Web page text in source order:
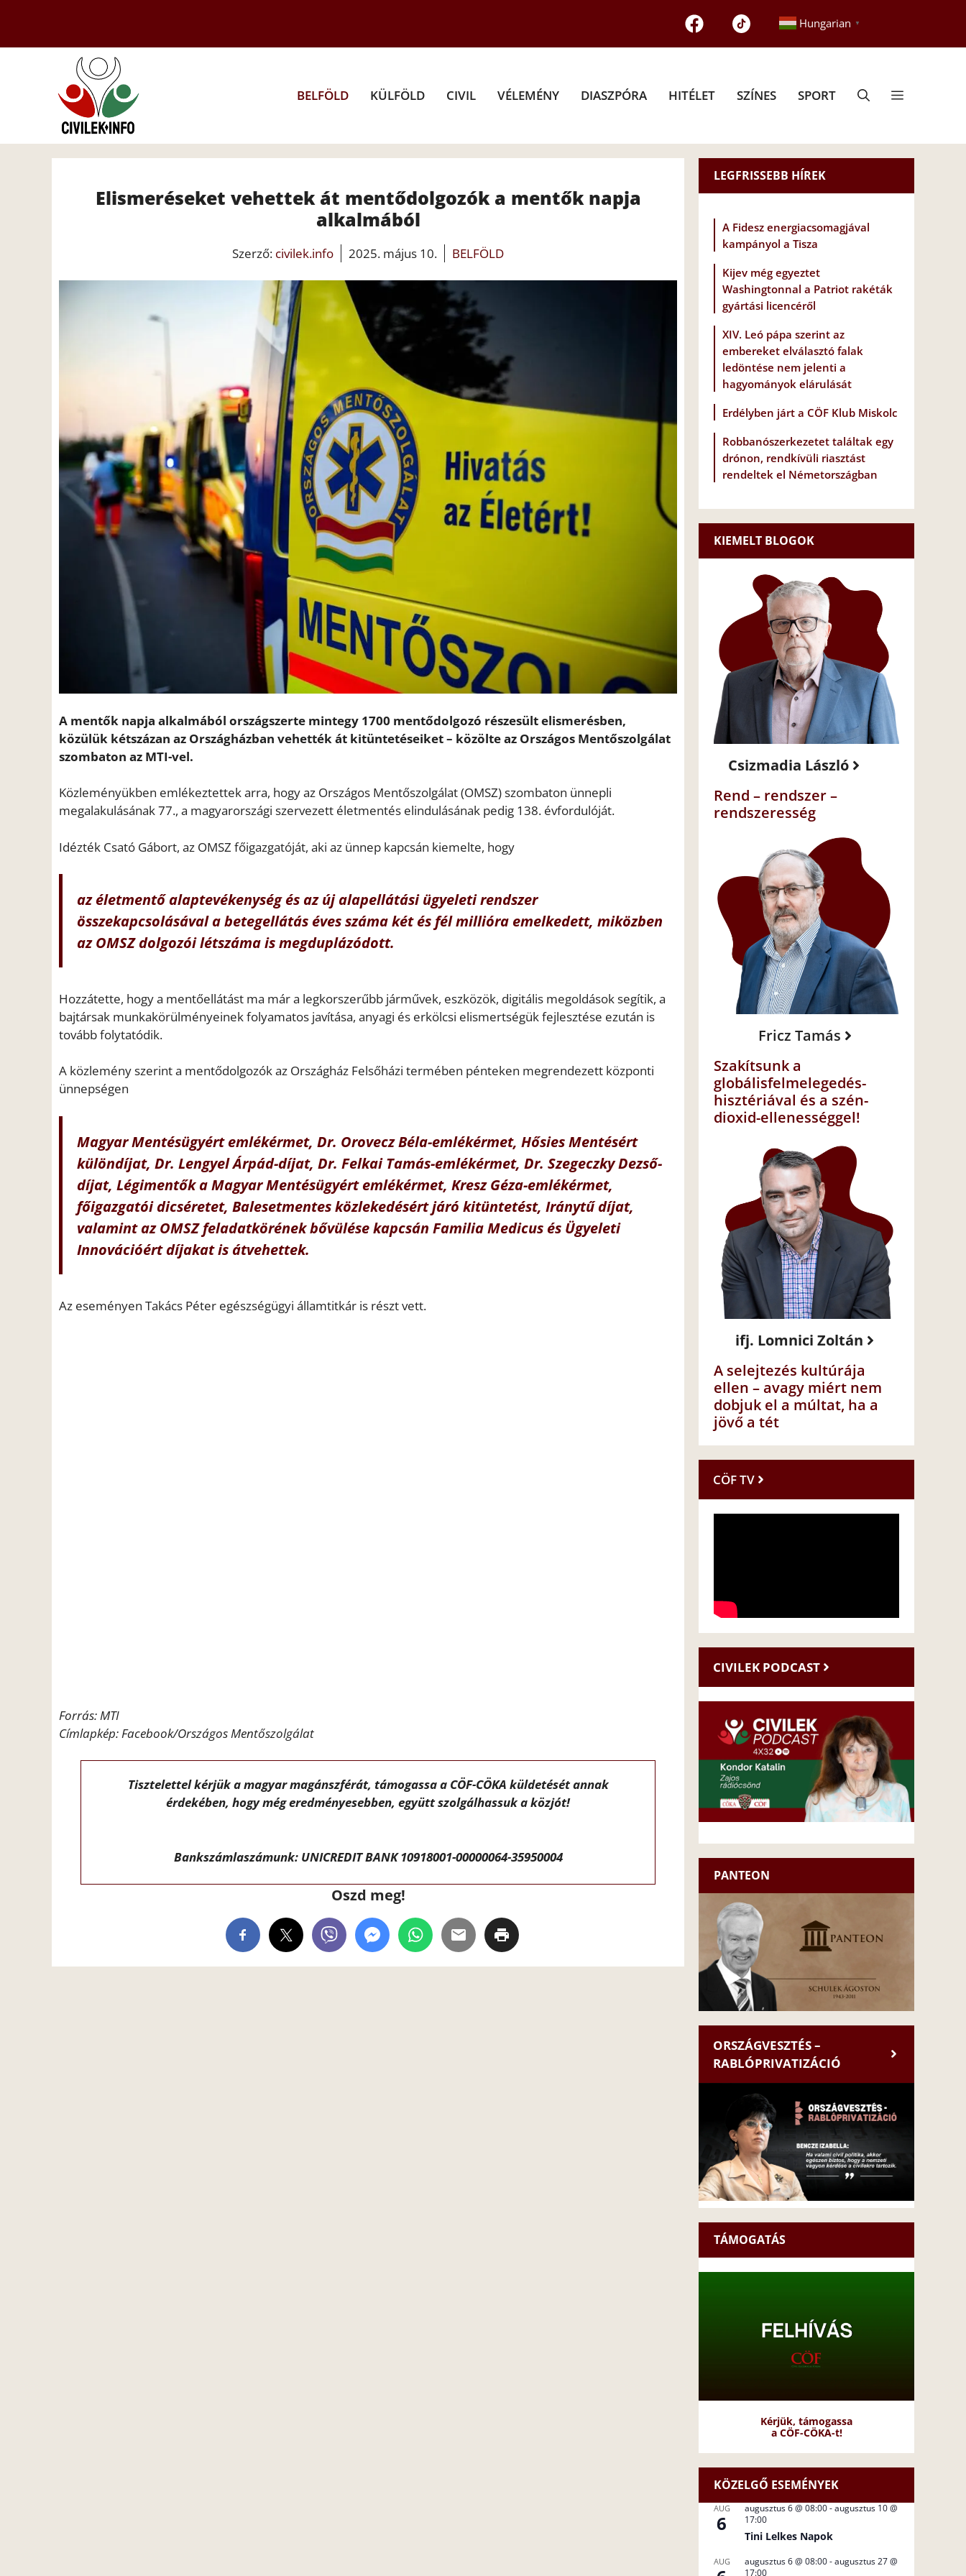
tartalomba
Hungarian ▼
BELFÖLD KÜLFÖLD CIVIL VÉLEMÉNY DIASZPÓRA HITÉLET SZÍNES SPORT
Elismeréseket vehettek át mentődolgozók a mentők napja
alkalmából
Szerző: civilek.info 2025. május 10. BELFÖLD
A mentők napja alkalmából országszerte mintegy 1700 mentődolgozó részesült elismerésben,
közülük kétszázan az Országházban vehették át kitüntetéseiket – közölte az Országos Mentőszolgálat
szombaton az MTI-vel.
Közleményükben emlékeztettek arra, hogy az Országos Mentőszolgálat (OMSZ) szombaton ünnepli
megalakulásának 77., a magyarországi szervezett életmentés elindulásának pedig 138. évfordulóját.
Idézték Csató Gábort, az OMSZ főigazgatóját, aki az ünnep kapcsán kiemelte, hogy
az életmentő alaptevékenység és az új alapellátási ügyeleti rendszer
összekapcsolásával a betegellátás éves száma két és fél millióra emelkedett, miközben
az OMSZ dolgozói létszáma is megduplázódott.
Hozzátette, hogy a mentőellátást ma már a legkorszerűbb járművek, eszközök, digitális megoldások segítik, a
bajtársak munkakörülményeinek folyamatos javítása, anyagi és erkölcsi elismertségük fejlesztése ezután is
tovább folytatódik.
A közlemény szerint a mentődolgozók az Országház Felsőházi termében pénteken megrendezett központi
ünnepségen
Magyar Mentésügyért emlékérmet, Dr. Orovecz Béla-emlékérmet, Hősies Mentésért
különdíjat, Dr. Lengyel Árpád-díjat, Dr. Felkai Tamás-emlékérmet, Dr. Szegeczky Dezső-
díjat, Légimentők a Magyar Mentésügyért emlékérmet, Kresz Géza-emlékérmet,
főigazgatói dicséretet, Balesetmentes közlekedésért járó kitüntetést, Iránytű díjat,
valamint az OMSZ feladatkörének bővülése kapcsán Familia Medicus és Ügyeleti
Innovációért díjakat is átvehettek.
Az eseményen Takács Péter egészségügyi államtitkár is részt vett.
Forrás: MTI
Címlapkép: Facebook/Országos Mentőszolgálat
Tisztelettel kérjük a magyar magánszférát, támogassa a CÖF-CÖKA küldetését annak
érdekében, hogy még eredményesebben, együtt szolgálhassuk a közjót!
Bankszámlaszámunk: UNICREDIT BANK 10918001-00000064-35950004
Oszd meg!
LEGFRISSEBB HÍREK
A Fidesz energiacsomagjával
kampányol a Tisza
Kijev még egyeztet
Washingtonnal a Patriot rakéták
gyártási licencéről
XIV. Leó pápa szerint az
embereket elválasztó falak
ledöntése nem jelenti a
hagyományok elárulását
Erdélyben járt a CÖF Klub Miskolc
Robbanószerkezetet találtak egy
drónon, rendkívüli riasztást
rendeltek el Németországban
KIEMELT BLOGOK
Csizmadia László
Rend – rendszer –
rendszeresség
Fricz Tamás
Szakítsunk a
globálisfelmelegedés-
hisztériával és a szén-
dioxid-ellenességgel!
ifj. Lomnici Zoltán
A selejtezés kultúrája
ellen – avagy miért nem
dobjuk el a múltat, ha a
jövő a tét
CÖF TV
CIVILEK PODCAST
PANTEON
ORSZÁGVESZTÉS –
RABLÓPRIVATIZÁCIÓ
TÁMOGATÁS
Kérjük, támogassa
a CÖF-CÖKA-t!
KÖZELGŐ ESEMÉNYEK
AUG
6
augusztus 6 @ 08:00-augusztus 10 @
17:00
Tini Lelkes Napok
AUG augusztus 6 @ 08:00-augusztus 27 @
17:00